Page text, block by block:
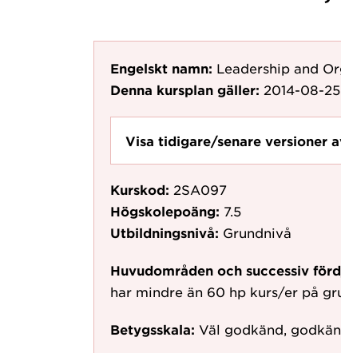
Engelskt namn: Leadership and
Denna kursplan gäller: 2014-08-25
Visa tidigare/senare versioner
Kurskod: 2SA097
Högskolepoäng: 7.5
Utbildningsnivå: Grundnivå
Huvudområden och successiv
har mindre än 60 hp kurs/er på
Betygsskala: Väl godkänd,